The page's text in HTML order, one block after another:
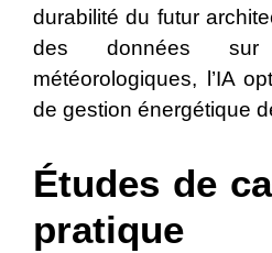
durabilité du futur
des données sur
météorologiques, l’IA
de gestion énergétique
Études de